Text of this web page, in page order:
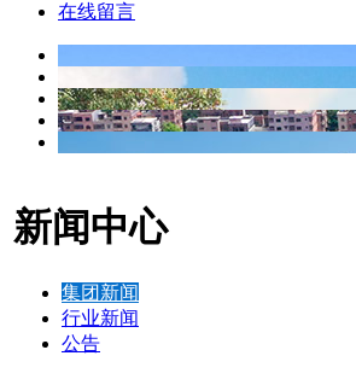
在线留言
新闻中心
集团新闻
行业新闻
公告